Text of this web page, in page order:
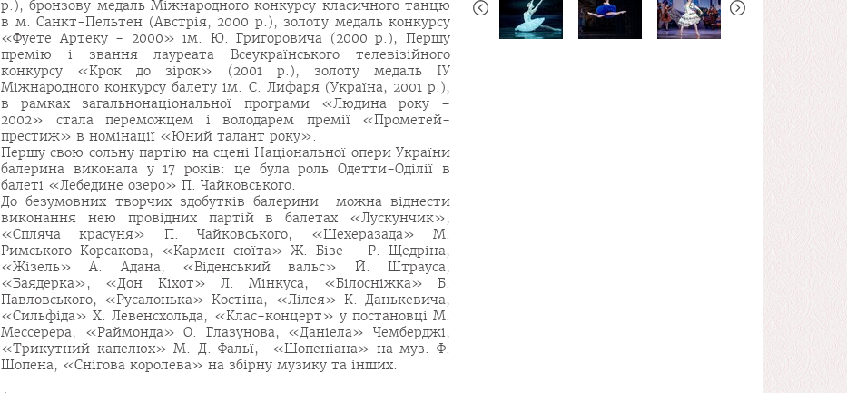
р.), бронзову медаль Міжнародного конкурсу класичного танцю
в м. Санкт-Пельтен (Австрія, 2000 р.), золоту медаль конкурсу
«Фуете Артеку - 2000» ім. Ю. Григоровича (2000 р.), Першу
премію і звання лауреата Всеукраїнського телевізійного
конкурсу «Крок до зірок» (2001 р.), золоту медаль ІУ
Міжнародного конкурсу балету ім. С. Лифаря (Україна, 2001 р.),
в рамках загальнонаціональної програми «Людина року –
2002» стала переможцем і володарем премії «Прометей-
престиж» в номінації «Юний талант року».
Першу свою сольну партію на сцені Національної опери України
балерина виконала у 17 років: це була роль Одетти-Оділії в
балеті «Лебедине озеро» П. Чайковського.
До безумовних творчих здобутків балерини можна віднести
виконання нею провідних партій в балетах «Лускунчик»,
«Спляча красуня» П. Чайковського, «Шехеразада» М.
Римського-Корсакова, «Кармен-сюїта» Ж. Бізе – Р. Щедріна,
«Жізель» А. Адана, «Віденський вальс» Й. Штрауса,
«Баядерка», «Дон Кіхот» Л. Мінкуса, «Білосніжка» Б.
Павловського, «Русалонька» Костіна, «Лілея» К. Данькевича,
«Сильфіда» Х. Левенсхольда, «Клас-концерт» у постановці М.
Мессерера, «Раймонда» О. Глазунова, «Даніела» Чемберджі,
«Трикутний капелюх» М. Д. Фальї, «Шопеніана» на муз. Ф.
Шопена, «Снігова королева» на збірну музику та інших.